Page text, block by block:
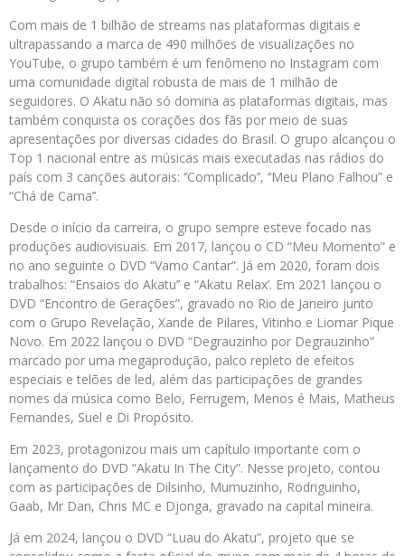
Com mais de 1 bilhão de streams nas plataformas digitais e
ultrapassando a marca de 490 milhões de visualizações no
YouTube, o grupo também é um fenômeno no Instagram com
uma comunidade digital robusta de mais de 1 milhão de
seguidores. O Akatu não só domina as plataformas digitais, mas
também conquista os corações dos fãs por meio de suas
apresentações por diversas cidades do Brasil. O grupo alcançou o
Top 1 nacional entre as músicas mais executadas nas rádios do
país com 3 canções autorais: ‘’Complicado’’, ‘’Meu Plano Falhou” e
“Chá de Cama’’.
Desde o início da carreira, o grupo sempre esteve focado nas
produções audiovisuais. Em 2017, lançou o CD “Meu Momento” e
no ano seguinte o DVD “Vamo Cantar”. Já em 2020, foram dois
trabalhos: “Ensaios do Akatu’’ e “Akatu Relax’. Em 2021 lançou o
DVD “Encontro de Gerações”, gravado no Rio de Janeiro junto
com o Grupo Revelação, Xande de Pilares, Vitinho e Liomar Pique
Novo. Em 2022 lançou o DVD “Degrauzinho por Degrauzinho”
marcado por uma megaprodução, palco repleto de efeitos
especiais e telões de led, além das participações de grandes
nomes da música como Belo, Ferrugem, Menos é Mais, Matheus
Fernandes, Suel e Di Propósito.
Em 2023, protagonizou mais um capítulo importante com o
lançamento do DVD “Akatu In The City”. Nesse projeto, contou
com as participações de Dilsinho, Mumuzinho, Rodriguinho,
Gaab, Mr Dan, Chris MC e Djonga, gravado na capital mineira.
Já em 2024, lançou o DVD “Luau do Akatu”, projeto que se